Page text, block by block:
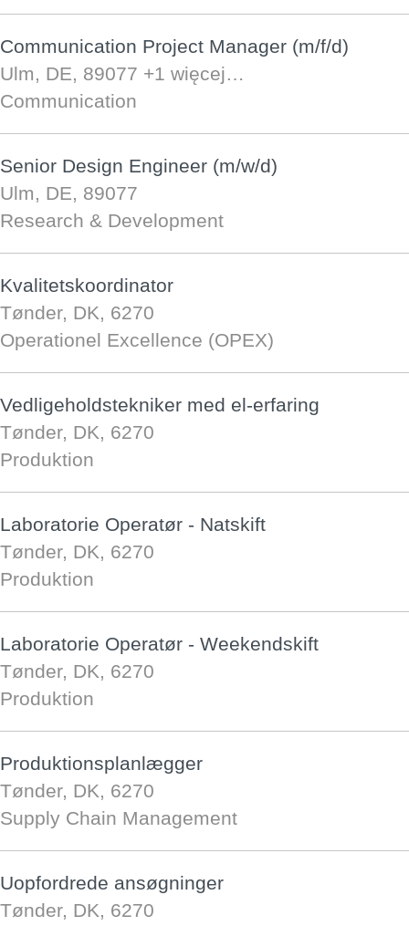
Communication Project Manager (m/f/d)
Ulm, DE, 89077 +1 więcej…
Communication
Senior Design Engineer (m/w/d)
Ulm, DE, 89077
Research & Development
Kvalitetskoordinator
Tønder, DK, 6270
Operationel Excellence (OPEX)
Vedligeholdstekniker med el-erfaring
Tønder, DK, 6270
Produktion
Laboratorie Operatør - Natskift
Tønder, DK, 6270
Produktion
Laboratorie Operatør - Weekendskift
Tønder, DK, 6270
Produktion
Produktionsplanlægger
Tønder, DK, 6270
Supply Chain Management
Uopfordrede ansøgninger
Tønder, DK, 6270